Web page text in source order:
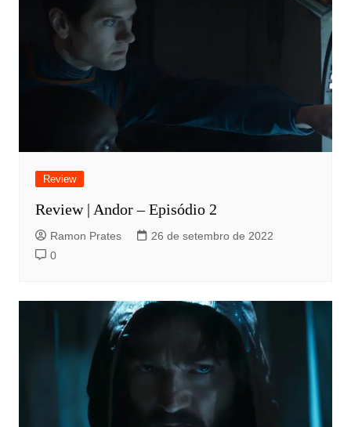
Review
Review | Andor – Episódio 2
Ramon Prates
26 de setembro de 2022
0